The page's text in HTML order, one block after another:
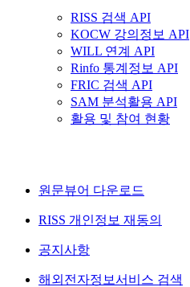
RISS 검색 API
KOCW 강의정보 API
WILL 연계 API
Rinfo 통계정보 API
FRIC 검색 API
SAM 분석활용 API
활용 및 참여 현황
원문뷰어 다운로드
RISS 개인정보 재동의
공지사항
해외전자정보서비스 검색